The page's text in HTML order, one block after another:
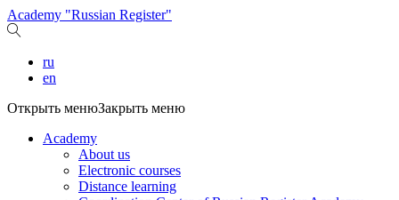
Academy "Russian Register"
ru
en
Открыть менюЗакрыть меню
Academy
About us
Electronic courses
Distance learning